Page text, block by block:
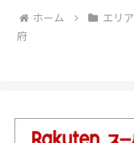
ホーム エリア
府